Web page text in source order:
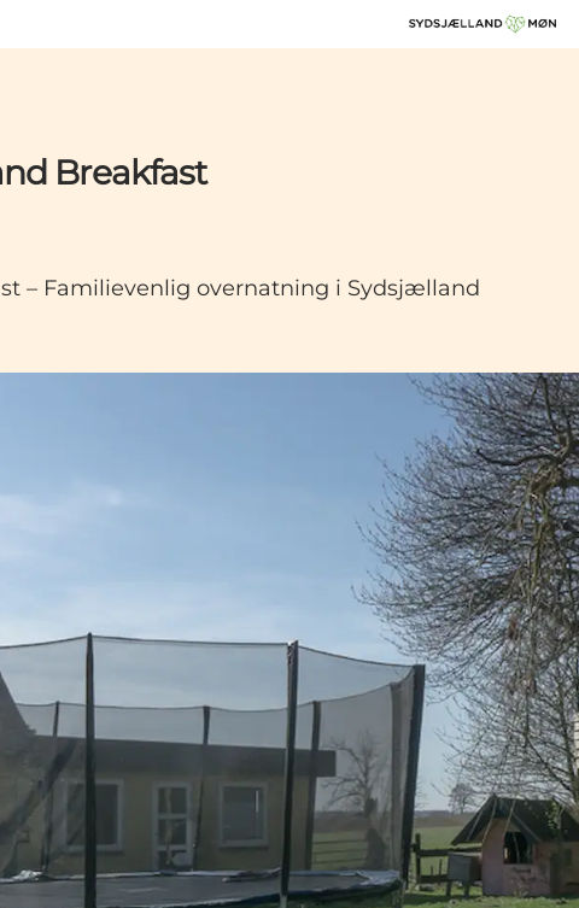
Breakfast
– Familievenlig overnatning i Sydsjælland